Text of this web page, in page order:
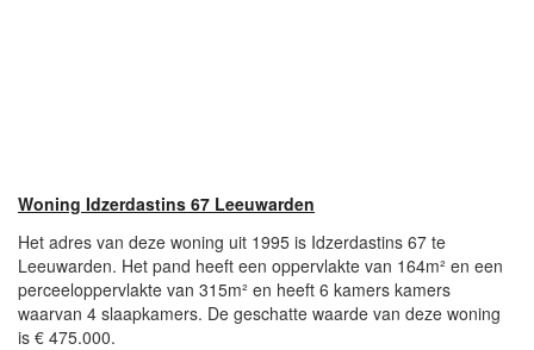
Woning Idzerdastins 67 Leeuwarden
Het adres van deze woning uit 1995 is Idzerdastins 67 te
Leeuwarden. Het pand heeft een oppervlakte van 164m² en een
perceeloppervlakte van 315m² en heeft 6 kamers kamers
waarvan 4 slaapkamers. De geschatte waarde van deze woning
is € 475.000.